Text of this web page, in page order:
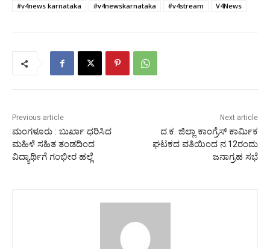
#v4news karnataka
#v4newskarnataka #v4stream V4News
Previous article
ಮಂಗಳೂರು : ಬುರ್ಖಾ ಧರಿಸಿದ
ಮಹಿಳೆ ಸಹಿತ ತಂಡದಿಂದ
ವಿದ್ಯಾರ್ಥಿಗೆ ಗಂಭೀರ ಹಲ್ಲೆ
Next article
ದ.ಕ. ಜಿಲ್ಲಾ ಕಾಂಗ್ರೆಸ್ ಕಾರ್ಮಿಕ
ಘಟಕದ ವತಿಯಿಂದ ನ.12ರಂದು
ಜನಾಗ್ರಹ ಸಭೆ